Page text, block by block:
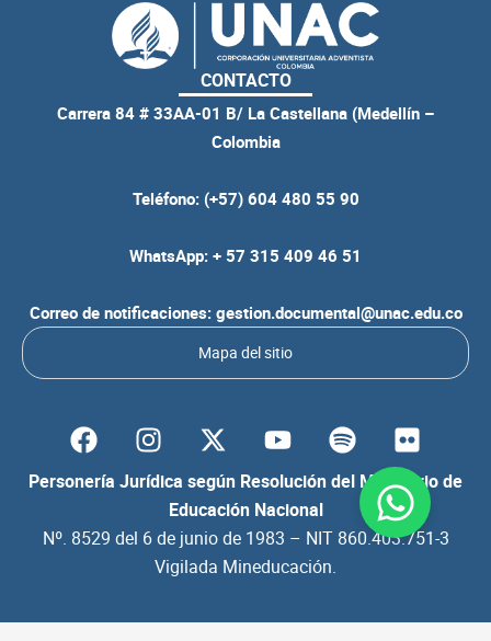
CONTACTO
Carrera 84 # 33AA-01 B/ La Castellana (Medellín –
Colombia
Teléfono: (+57) 604 480 55 90
WhatsApp: + 57 315 409 46 51
Correo de notificaciones: gestion.documental@unac.edu.co
Mapa del sitio
Personería Jurídica según Resolución del Ministerio de
Educación Nacional
Nº. 8529 del 6 de junio de 1983 – NIT 860.403.751-3
Vigilada Mineducación.
F
a
c
b
k
I
n
s
a
g
a
Y
o
u
t
u
b
S
p
o
i
F
l
i
c
k